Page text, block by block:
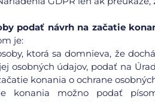
podať návrh na začatie
je:
ktorá sa domnieva, že
osobných údajov, podať na
konania o ochrane
konania možno podať